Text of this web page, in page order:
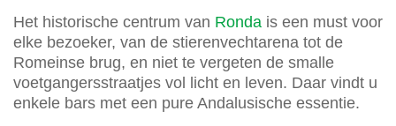
Het historische centrum van Ronda is een must voor
elke bezoeker, van de stierenvechtarena tot de
Romeinse brug, en niet te vergeten de smalle
voetgangersstraatjes vol licht en leven. Daar vindt u
enkele bars met een pure Andalusische essentie.